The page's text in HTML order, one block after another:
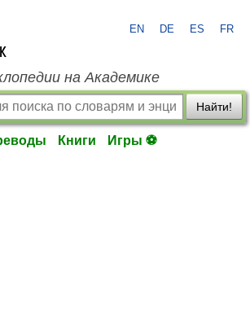
EN DE ES FR
на Академике
Найти!
Книги Игры ⚽